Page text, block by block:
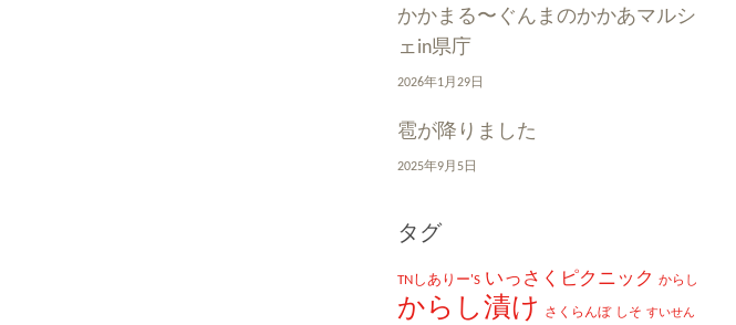
かかまる〜ぐんまのかかあマルシ
ェin県庁
2026年1月29日
雹が降りました
2025年9月5日
タグ
TNしありー'S いっさくピクニック からし
からし漬け さくらんぼ しそ すいせん